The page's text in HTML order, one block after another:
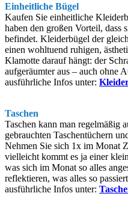
Einheitliche Bügel
Kaufen Sie einheitliche
haben den großen Vorteil, dass
befindet. Kleiderbügel der
einen wohltuend ruhigen,
Klamotte darauf hängt: der
aufgeräumter aus – auch ohne
ausführliche Infos unter:
Taschen
Taschen kann man regelmäßig
gebrauchten Taschentüchern
Nehmen Sie sich 1x im Monat
vielleicht kommt es ja einer
was sich im Monat so alles
reflektieren, was alles so
ausführliche Infos unter: